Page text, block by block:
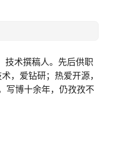
技术撰稿人。先后供职
，爱钻研；热爱开源，
写博十余年，仍孜孜不